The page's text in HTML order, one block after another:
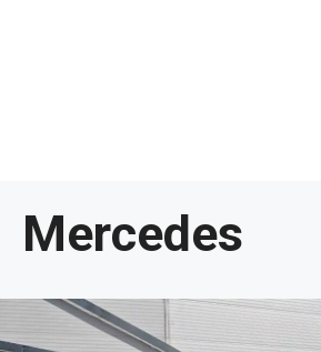
Mercedes